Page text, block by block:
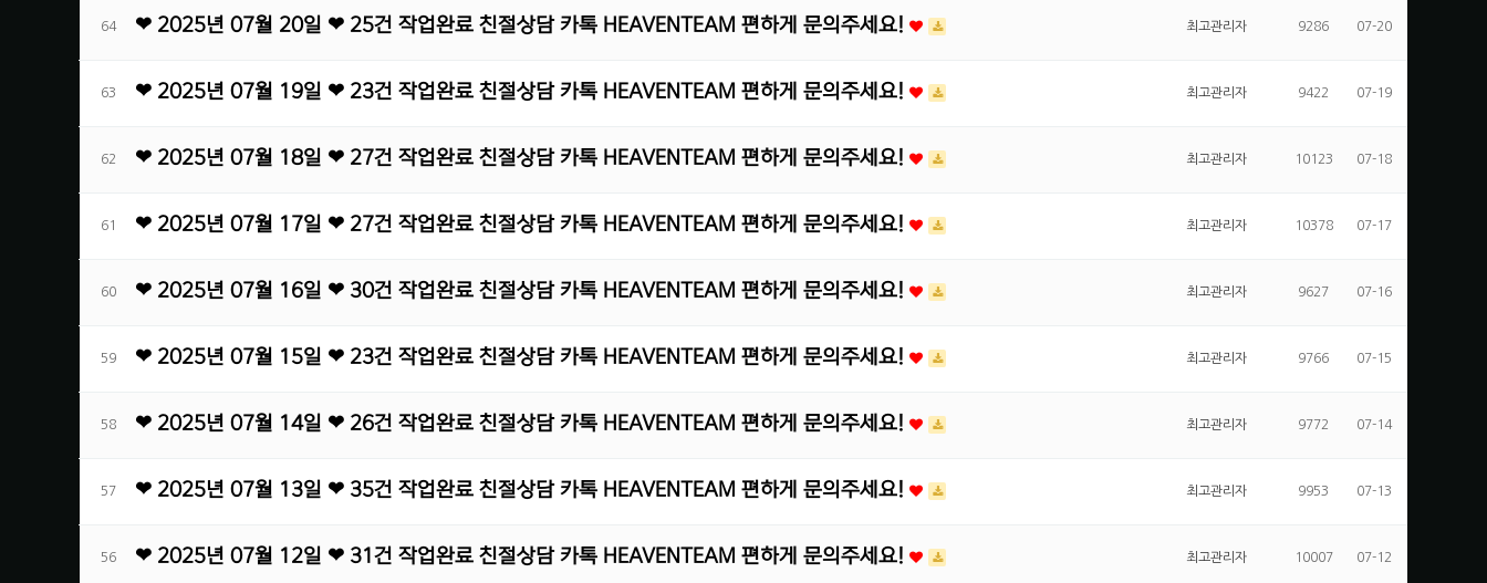
64 ❤ 2025년 07월 20일 ❤ 25건 작업완료 친절상담 카톡 HEAVENTEAM 편하게 문의주세요! 최고관리자 9286 07-20
63 ❤ 2025년 07월 19일 ❤ 23건 작업완료 친절상담 카톡 HEAVENTEAM 편하게 문의주세요! 최고관리자 9422 07-19
62 ❤ 2025년 07월 18일 ❤ 27건 작업완료 친절상담 카톡 HEAVENTEAM 편하게 문의주세요! 최고관리자 10123 07-18
61 ❤ 2025년 07월 17일 ❤ 27건 작업완료 친절상담 카톡 HEAVENTEAM 편하게 문의주세요! 최고관리자 10378 07-17
60 ❤ 2025년 07월 16일 ❤ 30건 작업완료 친절상담 카톡 HEAVENTEAM 편하게 문의주세요! 최고관리자 9627 07-16
59 ❤ 2025년 07월 15일 ❤ 23건 작업완료 친절상담 카톡 HEAVENTEAM 편하게 문의주세요! 최고관리자 9766 07-15
58 ❤ 2025년 07월 14일 ❤ 26건 작업완료 친절상담 카톡 HEAVENTEAM 편하게 문의주세요! 최고관리자 9772 07-14
57 ❤ 2025년 07월 13일 ❤ 35건 작업완료 친절상담 카톡 HEAVENTEAM 편하게 문의주세요! 최고관리자 9953 07-13
56 ❤ 2025년 07월 12일 ❤ 31건 작업완료 친절상담 카톡 HEAVENTEAM 편하게 문의주세요! 최고관리자 10007 07-12